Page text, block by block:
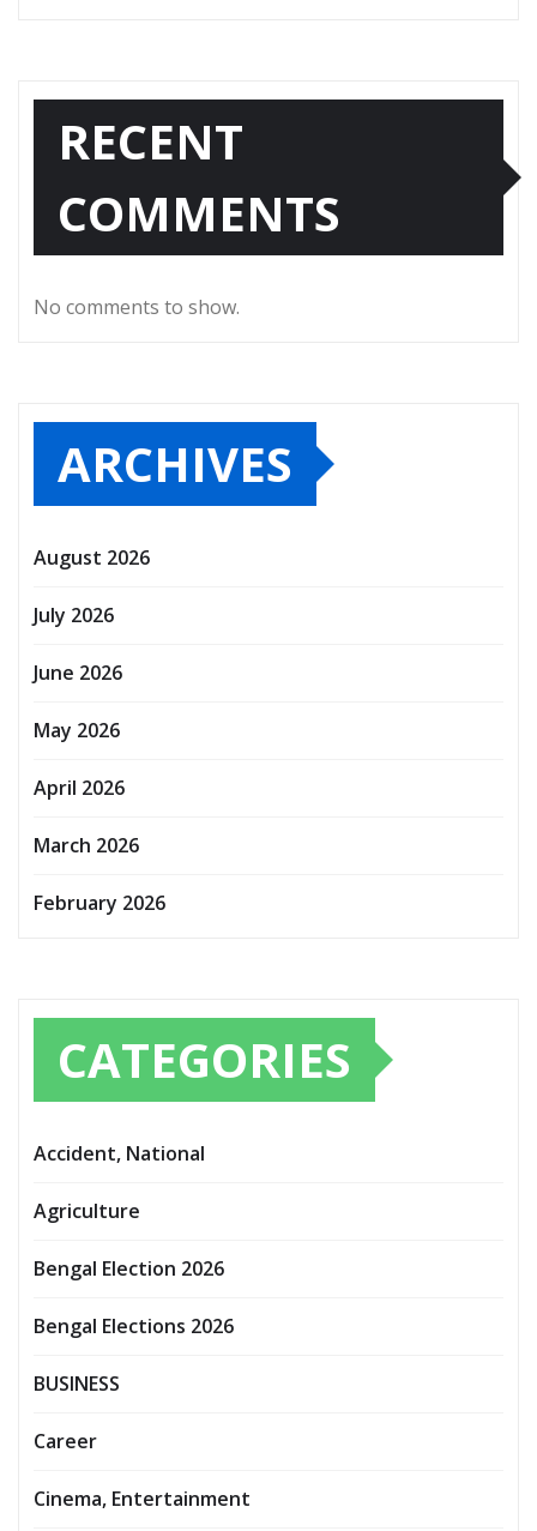
RECENT
COMMENTS
No comments to show.
ARCHIVES
August 2026
July 2026
June 2026
May 2026
April 2026
March 2026
February 2026
CATEGORIES
Accident, National
Agriculture
Bengal Election 2026
Bengal Elections 2026
BUSINESS
Career
Cinema, Entertainment